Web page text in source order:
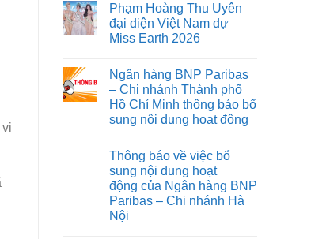
Phạm Hoàng Thu Uyên
đại diện Việt Nam dự
Miss Earth 2026
Ngân hàng BNP Paribas
– Chi nhánh Thành phố
Hồ Chí Minh thông báo bổ
sung nội dung hoạt động
Thông báo về việc bổ
sung nội dung hoạt
động của Ngân hàng BNP
Paribas – Chi nhánh Hà
Nội